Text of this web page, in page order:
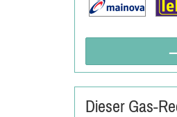
Dieser Gas-